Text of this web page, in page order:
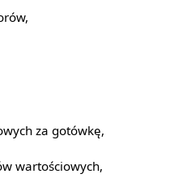
za gotówkę,
wartościowych,